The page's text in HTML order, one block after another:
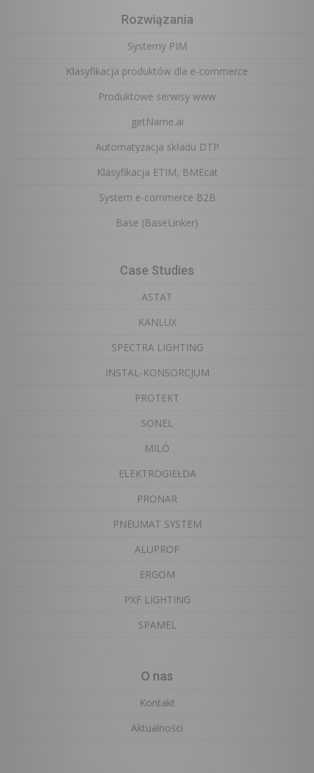
Rozwiązania
Systemy PIM
Klasyfikacja produktów dla e-commerce
Produktowe serwisy www
getName.ai
Automatyzacja składu DTP
Klasyfikacja ETIM, BMEcat
System e-commerce B2B
Base (BaseLinker)
Case Studies
ASTAT
KANLUX
SPECTRA LIGHTING
INSTAL-KONSORCJUM
PROTEKT
SONEL
MILÓ
ELEKTROGIEŁDA
PRONAR
PNEUMAT SYSTEM
ALUPROF
ERGOM
PXF LIGHTING
SPAMEL
O nas
Kontakt
Aktualności